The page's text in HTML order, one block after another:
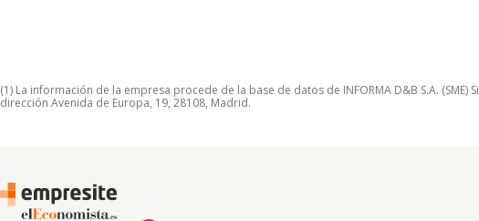
(1) La información de la empresa procede de la base de datos de INFORMA D&B S.A.
dirección Avenida de Europa, 19, 28108, Madrid.